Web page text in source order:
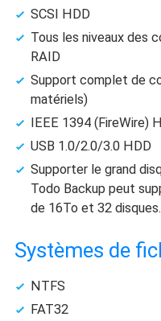
SCSI HDD
Tous les niveaux des
RAID
Support complet de
matériels)
IEEE 1394 (FireWire)
USB 1.0/2.0/3.0 HDD
Supporter le grand
Todo Backup peut
de 16To et 32
Systèmes de
NTFS
FAT32